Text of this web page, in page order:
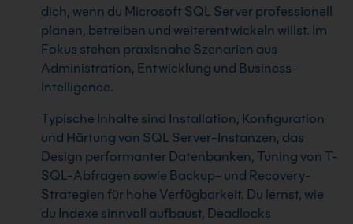
dich, wenn du Microsoft SQL Server professionell
planen, betreiben und weiterentwickeln willst. Im
Fokus stehen praxisnahe Szenarien aus
Administration, Entwicklung und Business-
Intelligence.
Typische Inhalte sind Installation, Konfiguration
und Härtung von SQL Server-Instanzen, das
Design performanter Datenbanken, Tuning von T-
SQL-Abfragen sowie Backup- und Recovery-
Strategien für hohe Verfügbarkeit. Du lernst, wie
du Indexe sinnvoll aufbaust, Deadlocks